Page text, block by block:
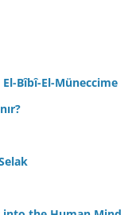
Bîbî-El-Müneccime